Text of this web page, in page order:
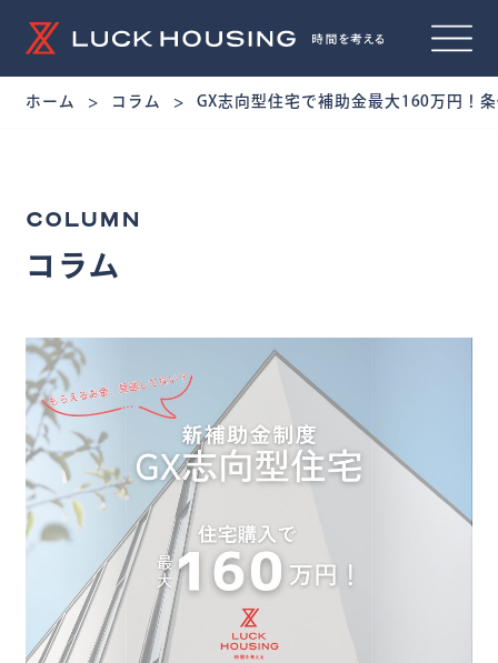
ホーム コラム GX志向型住宅で補助金最大160万円！
COLUMN
コラム